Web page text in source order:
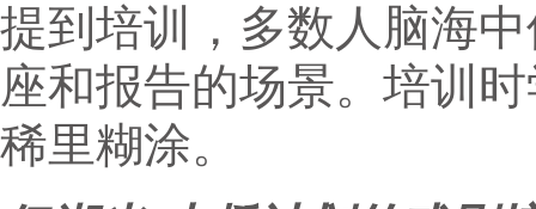
提到培训，多数人脑海
座和报告的场景。培训
稀里糊涂。